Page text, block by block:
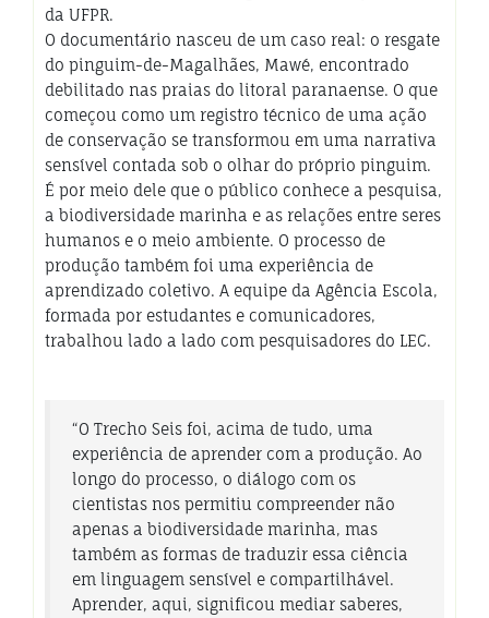
da UFPR.
O documentário nasceu de um caso real: o resgate
do pinguim-de-Magalhães, Mawé, encontrado
debilitado nas praias do litoral paranaense. O que
começou como um registro técnico de uma ação
de conservação se transformou em uma narrativa
sensível contada sob o olhar do próprio pinguim.
É por meio dele que o público conhece a pesquisa,
a biodiversidade marinha e as relações entre seres
humanos e o meio ambiente. O processo de
produção também foi uma experiência de
aprendizado coletivo. A equipe da Agência Escola,
formada por estudantes e comunicadores,
trabalhou lado a lado com pesquisadores do LEC.
“O Trecho Seis foi, acima de tudo, uma
experiência de aprender com a produção. Ao
longo do processo, o diálogo com os
cientistas nos permitiu compreender não
apenas a biodiversidade marinha, mas
também as formas de traduzir essa ciência
em linguagem sensível e compartilhável.
Aprender, aqui, significou mediar saberes,